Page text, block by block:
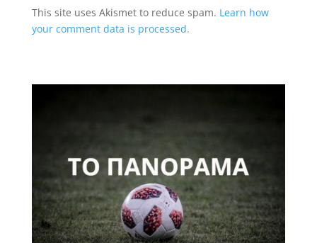
This site uses Akismet to reduce spam. Learn how
your comment data is processed.